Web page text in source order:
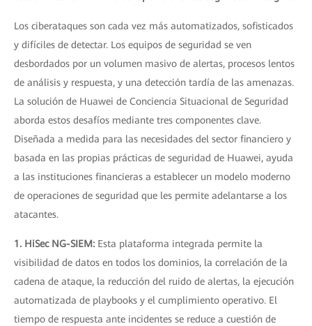
Los ciberataques son cada vez más automatizados, sofisticados
y difíciles de detectar. Los equipos de seguridad se ven
desbordados por un volumen masivo de alertas, procesos lentos
de análisis y respuesta, y una detección tardía de las amenazas.
La solución de Huawei de Conciencia Situacional de Seguridad
aborda estos desafíos mediante tres componentes clave.
Diseñada a medida para las necesidades del sector financiero y
basada en las propias prácticas de seguridad de Huawei, ayuda
a las instituciones financieras a establecer un modelo moderno
de operaciones de seguridad que les permite adelantarse a los
atacantes.
1. HiSec NG-SIEM: Esta plataforma integrada permite la
visibilidad de datos en todos los dominios, la correlación de la
cadena de ataque, la reducción del ruido de alertas, la ejecución
automatizada de playbooks y el cumplimiento operativo. El
tiempo de respuesta ante incidentes se reduce a cuestión de